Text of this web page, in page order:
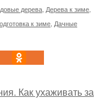
дерева Дерева к зиме
к зиме Дачные